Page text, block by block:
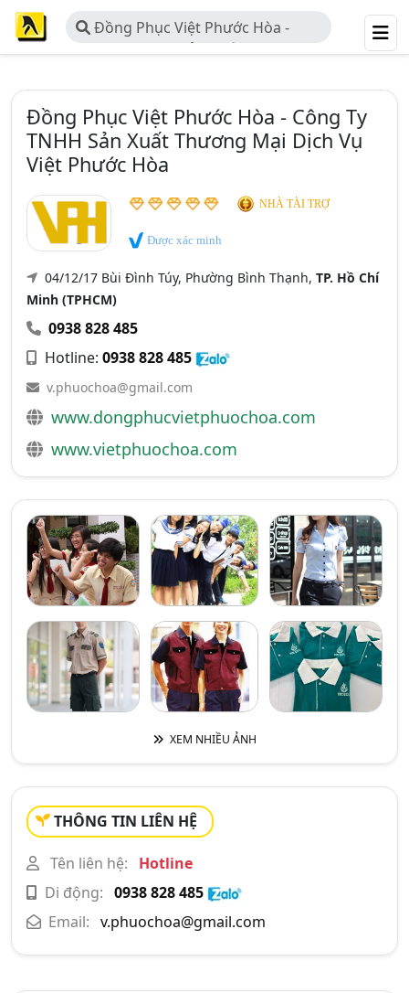
Đồng Phục Việt Phước Hòa -
Công Ty TNHH Sản Xuất Thương
Đồng Phục Việt Phước Hòa - Công Ty
TNHH Sản Xuất Thương Mại Dịch Vụ
Việt Phước Hòa
NHÀ TÀI TRỢ
Được xác minh
04/12/17 Bùi Đình Túy, Phường Bình Thạnh, TP. Hồ Chí
Minh (TPHCM)
0938 828 485
Hotline: 0938 828 485
v.phuochoa@gmail.com
www.dongphucvietphuochoa.com
www.vietphuochoa.com
XEM NHIỀU ẢNH
THÔNG TIN LIÊN HỆ
Tên liên hệ:
Hotline
Di động: 0938 828 485
Email: v.phuochoa@gmail.com